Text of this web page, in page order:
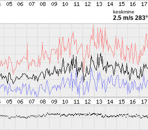
keskmine
2.5 m/s 283°